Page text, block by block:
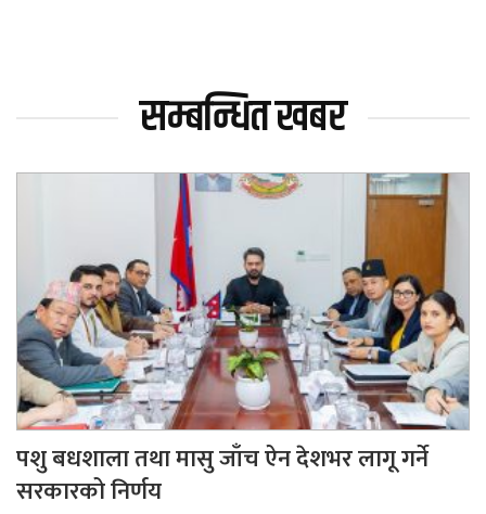
सम्बन्धित खबर
पशु बधशाला तथा मासु जाँच ऐन देशभर लागू गर्ने
सरकारको निर्णय